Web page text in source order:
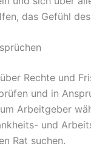
das Gefühl
Rechte und
und in
Arbeitgeber
und
Rat suchen.